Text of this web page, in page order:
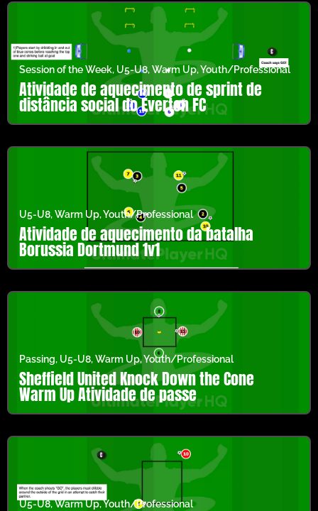
Session of the Week, U5-U8,Warm Up,Youth/Professional
Atividade de aquecimento de sprint de
distância social do Everton FC
U5-U8,Warm Up,Youth/Professional
Atividade de aquecimento da batalha
Borussia Dortmund 1v1
Passing, U5-U8,Warm Up,Youth/Professional
Sheffield United Knock Down the Cone
Warm Up Atividade de passe
U5-U8,Warm Up,Youth/Professional